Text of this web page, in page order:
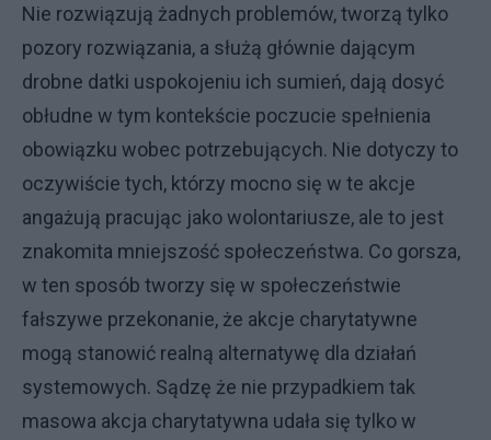
Nie rozwiązują żadnych problemów, tworzą tylko
pozory rozwiązania, a służą głównie dającym
drobne datki uspokojeniu ich sumień, dają dosyć
obłudne w tym kontekście poczucie spełnienia
obowiązku wobec potrzebujących. Nie dotyczy to
oczywiście tych, którzy mocno się w te akcje
angażują pracując jako wolontariusze, ale to jest
znakomita mniejszość społeczeństwa. Co gorsza,
w ten sposób tworzy się w społeczeństwie
fałszywe przekonanie, że akcje charytatywne
mogą stanowić realną alternatywę dla działań
systemowych. Sądzę że nie przypadkiem tak
masowa akcja charytatywna udała się tylko w